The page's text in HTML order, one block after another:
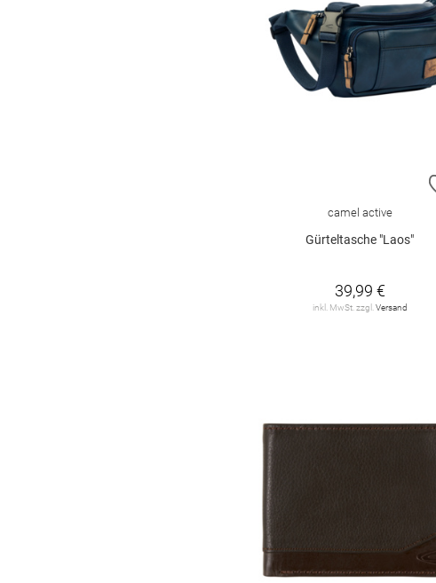
camel active
Gürteltasche "Laos"
39,99 €
inkl. MwSt. zzgl. Versand